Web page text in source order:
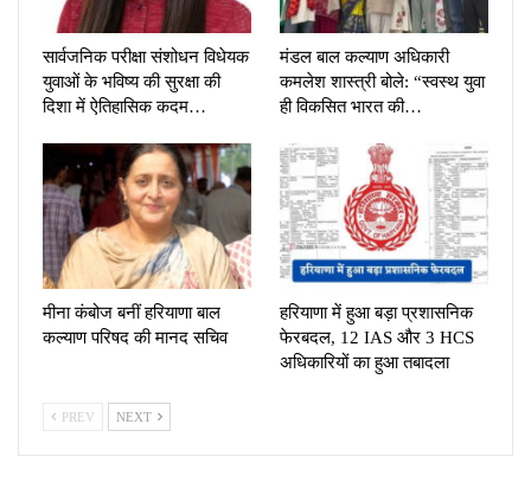
सार्वजनिक परीक्षा संशोधन विधेयक
युवाओं के भविष्य की सुरक्षा की
दिशा में ऐतिहासिक कदम…
मंडल बाल कल्याण अधिकारी
कमलेश शास्त्री बोले: “स्वस्थ युवा
ही विकसित भारत की…
मीना कंबोज बनीं हरियाणा बाल
कल्याण परिषद की मानद सचिव
हरियाणा में हुआ बड़ा प्रशासनिक
फेरबदल, 12 IAS और 3 HCS
अधिकारियों का हुआ तबादला
PREV NEXT